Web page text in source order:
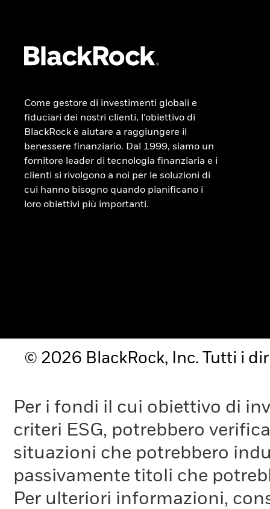
Come gestore di investimenti globali e
fiduciari dei nostri clienti, l'obiettivo di
BlackRock è aiutare a raggiungere il
benessere finanziario. Dal 1999, siamo un
fornitore leader di tecnologia finanziaria e i
clienti si rivolgono a noi per le soluzioni di
cui hanno bisogno quando pianificano i
loro obiettivi più importanti.
© 2026 BlackRock, Inc. Tutti i
Per i fondi il cui obiettivo di
criteri ESG, potrebbero
situazioni che potrebbero
passivamente titoli che
Per ulteriori informazioni,